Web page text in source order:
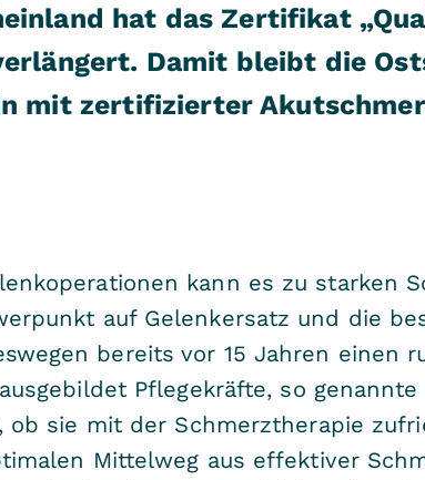
hat das Zertifikat
Damit bleibt die
mit zertifizierter
kann es zu starken
auf Gelenkersatz und die
bereits vor 15 Jahren einen
Pflegekräfte, so
ob sie mit der Schmerztherapie
Mittelweg aus effektiver